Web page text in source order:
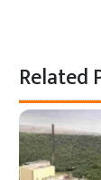
Related